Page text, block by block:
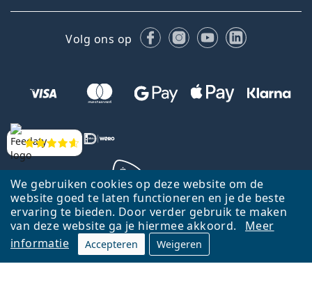
We gebruiken cookies op deze website om de
website goed te laten functioneren en je de beste
ervaring te bieden. Door verder gebruik te maken
van deze website ga je hiermee akkoord.
Meer
informatie
Accepteren Weigeren
Beoordelingen
Volg ons op FacebookInstagram
YouTubeLinkedIn
Terug naar de homepagina
Ga omhoog
Lentiamo.nl is eigendom van en wordt beheerd door Lentiamo s.r.o.,
Tsjechië
Hier al 18 jaar voor jou.